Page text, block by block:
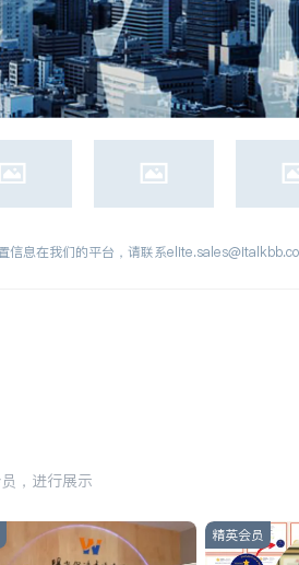
信息在我们的平台，请联系
，进行展示
精英会员